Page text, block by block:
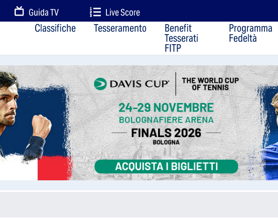
Guida TV Live Score
Classifiche Tesseramento Benefit
Tesserati
FITP
Programma
Fedeltà